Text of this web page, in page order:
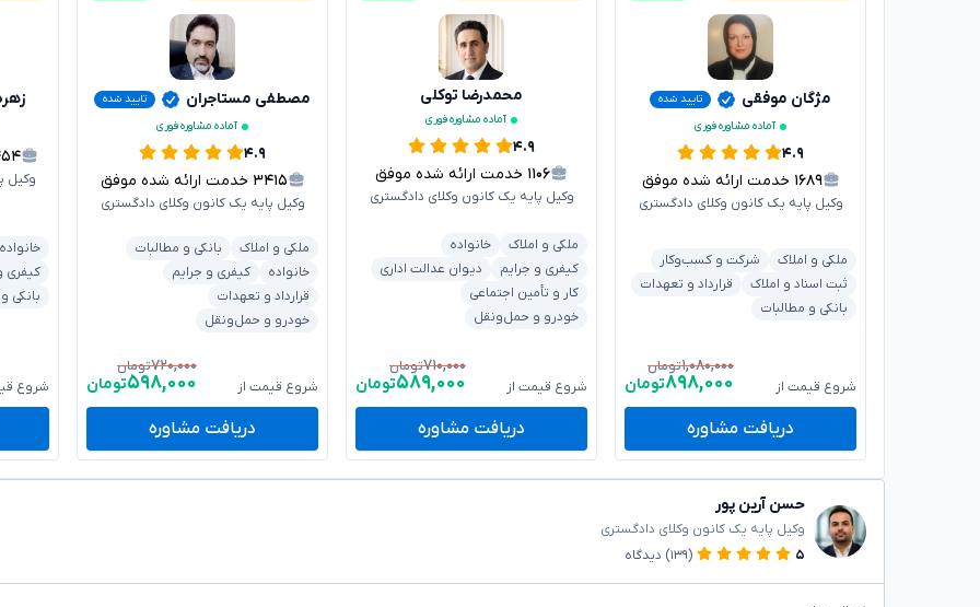
مژگان موفقی
تایید شده
آماده مشاوره فوری
۴.۹
۱۶۸۹ خدمت ارائه شده موفق
وکیل پایه یک کانون وکلای دادگستری
ملکی و املاک
شرکت و کسب‌وکار
ثبت اسناد و املاک
قرارداد و تعهدات
بانکی و مطالبات
شروع قیمت از
۱,۰۸۰,۰۰۰تومان
۸۹۸,۰۰۰تومان
دریافت مشاوره
محمدرضا توکلی
آماده مشاوره فوری
۴.۹
۱۱۰۶ خدمت ارائه شده موفق
وکیل پایه یک کانون وکلای دادگستری
ملکی و املاک
خانواده
کیفری و جرایم
دیوان عدالت اداری
کار و تأمین اجتماعی
خودرو و حمل‌ونقل
شروع قیمت از
۷۱۰,۰۰۰تومان
۵۸۹,۰۰۰تومان
دریافت مشاوره
مصطفی مستاجران
تایید شده
آماده مشاوره فوری
۴.۹
۳۴۱۵ خدمت ارائه شده موفق
وکیل پایه یک کانون وکلای دادگستری
ملکی و املاک
بانکی و مطالبات
خانواده
کیفری و جرایم
قرارداد و تعهدات
خودرو و حمل‌ونقل
شروع قیمت از
۷۲۰,۰۰۰تومان
۵۹۸,۰۰۰تومان
دریافت مشاوره
وکیل
خانواده
کیفری
بانکی
شروع
حسن آرین پور
وکیل پایه یک کانون وکلای دادگستری
۵
(۱۳۹) دیدگاه